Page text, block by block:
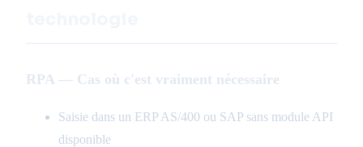
RPA — Cas où c'est vraiment nécessaire
Saisie dans un ERP AS/400 ou SAP sans module API
disponible